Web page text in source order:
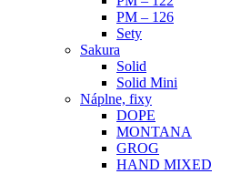
PM – 126
Sety
Sakura
Solid
Solid Mini
Náplne, fixy
DOPE
MONTANA
GROG
HAND MIXED